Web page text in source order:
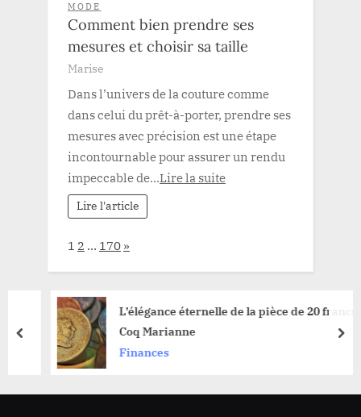
MODE
Comment bien prendre ses
mesures et choisir sa taille
Marise
Dans l’univers de la couture comme
dans celui du prêt-à-porter, prendre ses
mesures avec précision est une étape
incontournable pour assurer un rendu
impeccable de...Lire la suite
Lire l'article
Page:
1 2 … 170 Next
»
L’élégance éternelle de la pièce de 20 francs
Coq Marianne
Finances
prev